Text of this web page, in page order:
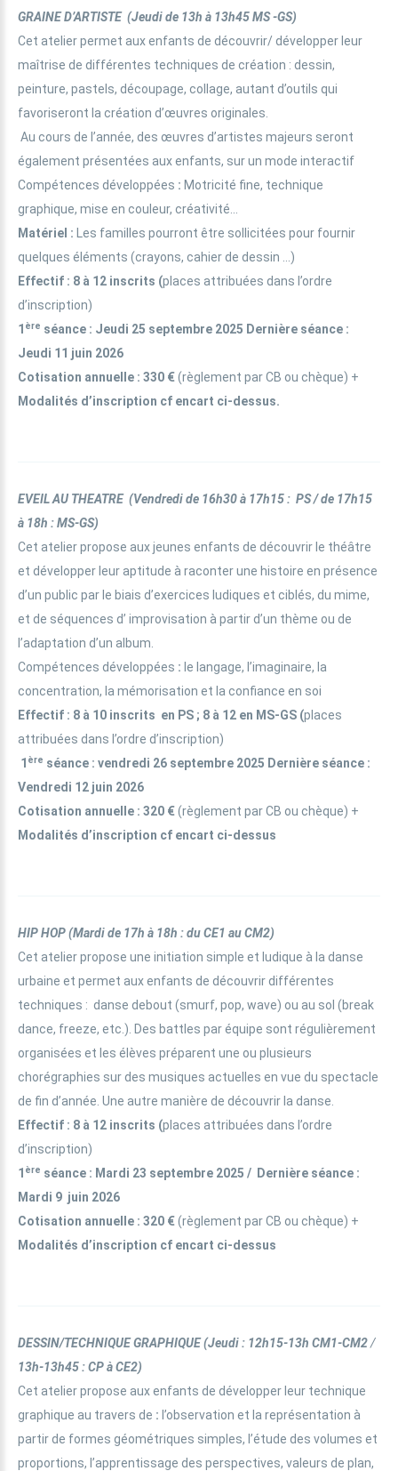
GRAINE D’ARTISTE(Jeudi de 13h à 13h45 MS -GS)
Cet atelier permet aux enfants de découvrir/ développer leur
maîtrise de différentes techniques de création : dessin,
peinture, pastels, découpage, collage, autant d’outils qui
favoriseront la création d’œuvres originales.
Au cours de l’année, des œuvres d’artistes majeurs seront
également présentées aux enfants, sur un mode interactif
Compétences développées : Motricité fine, technique
graphique, mise en couleur, créativité...
Matériel : Les familles pourront être sollicitées pour fournir
quelques éléments (crayons, cahier de dessin ...)
Effectif : 8 à 12 inscrits (places attribuées dans l’ordre
d’inscription)
1 ère séance : Jeudi 25 septembre 2025 Dernière séance :
Jeudi 11 juin 2026
Cotisation annuelle : 330 €(règlement par CB ou chèque) +
Modalités d’inscription cf encart ci-dessus.
EVEIL AU THEATRE (Vendredi de 16h30 à 17h15 : PS / de 17h15
à 18h : MS-GS)
Cet atelier propose aux jeunes enfants de découvrir le théâtre
et développer leur aptitude à raconter une histoire en présence
d’un public par le biais d’exercices ludiques et ciblés, du mime,
et de séquences d’ improvisation à partir d’un thème ou de
l’adaptation d’un album.
Compétences développées : le langage, l’imaginaire, la
concentration, la mémorisation et la confiance en soi
Effectif : 8 à 10 inscrits en PS ; 8 à 12 en MS-GS (places
attribuées dans l’ordre d’inscription)
1 ère séance : vendredi 26 septembre 2025 Dernière séance :
Vendredi 12 juin 2026
Cotisation annuelle : 320 €(règlement par CB ou chèque) +
Modalités d’inscription cf encart ci-dessus
HIP HOP(Mardi de 17h à 18h : duCE1 au CM2)
Cet atelier propose une initiation simple et ludique à la danse
urbaine et permet aux enfants de découvrir différentes
techniques : danse debout (smurf, pop, wave) ou au sol (break
dance, freeze, etc.). Des battles par équipe sont régulièrement
organisées et les élèves préparent une ou plusieurs
chorégraphies sur des musiques actuelles en vue du spectacle
de fin d’année. Une autre manière de découvrir la danse.
Effectif : 8 à 12 inscrits (places attribuées dans l’ordre
d’inscription)
1 ère séance : Mardi 23 septembre 2025 / Dernière séance :
Mardi 9 juin 2026
Cotisation annuelle : 320 €(règlement par CB ou chèque) +
Modalités d’inscription cf encart ci-dessus
DESSIN/TECHNIQUE GRAPHIQUE(Jeudi : 12h15-13h CM1-CM2/
13h-13h45 : CP à CE2)
Cet atelier propose aux enfants de développer leur technique
graphique au travers de : l’observation et la représentation à
partir de formes géométriques simples, l’étude des volumes et
proportions, l’apprentissage des perspectives, valeurs de plan,